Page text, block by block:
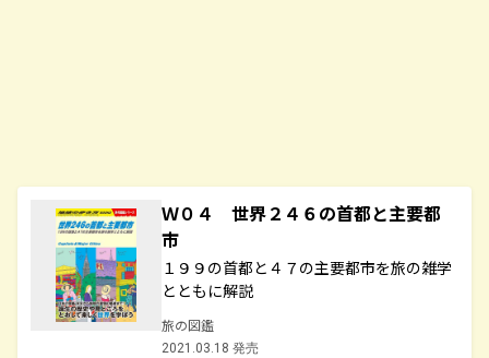
Ｗ０４ 世界２４６の首都と主要都
市
１９９の首都と４７の主要都市を旅の雑学
とともに解説
旅の図鑑
2021.03.18 発売